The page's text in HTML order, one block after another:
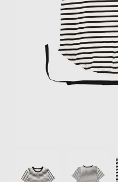
インフォメーション
リクルート
STAFF BLOG
お支払いについて